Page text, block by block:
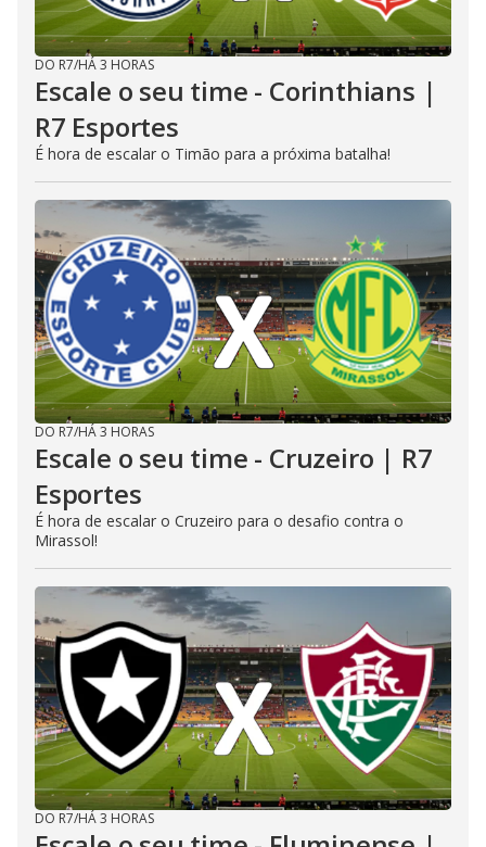
DO R7/HÁ 3 HORAS
Escale o seu time - Corinthians |
R7 Esportes
É hora de escalar o Timão para a próxima batalha!
DO R7/HÁ 3 HORAS
Escale o seu time - Cruzeiro | R7
Esportes
É hora de escalar o Cruzeiro para o desafio contra o
Mirassol!
DO R7/HÁ 3 HORAS